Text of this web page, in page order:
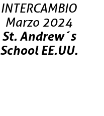
INTERCAMBIO
Marzo 2024
St. Andrew´s
School EE.UU.